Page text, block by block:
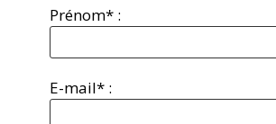
Prénom* :
E-mail* :